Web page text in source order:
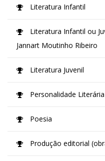
Literatura Infantil
Literatura Infantil ou
Jannart Moutinho Ribeiro
Literatura Juvenil
Personalidade
Poesia
Produção editorial